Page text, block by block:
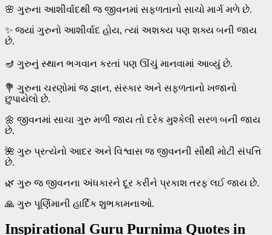
🌸 ગુરુના આશીર્વાદથી જ જીવનમાં સફળતાનો સાચો માર્ગ મળે છે.
✨ જ્યાં ગુરુનો આશીર્વાદ હોય, ત્યાં અશક્ય પણ શક્ય બની જાય
છે.
🪔 ગુરુનું સ્થાન ભગવાન કરતાં પણ ઊંચું માનવામાં આવ્યું છે.
💐 ગુરુના ચરણોમાં જ જ્ઞાન, સંસ્કાર અને સફળતાનો ખજાનો
છુપાયેલો છે.
🌼 જીવનમાં સાચા ગુરુ મળી જાય તો દરેક મુશ્કેલી સરળ બની જાય
છે.
🌺 ગુરુ પ્રત્યેનો આદર અને વિશ્વાસ જ જીવનની સૌથી મોટી સંપત્તિ
છે.
🌿 ગુરુ જ જીવનના અંધકારને દૂર કરીને પ્રકાશ તરફ લઈ જાય છે.
🙏 ગુરુ પૂર્ણિમાની હાર્દિક શુભકામનાઓ.
Inspirational Guru Purnima Quotes in